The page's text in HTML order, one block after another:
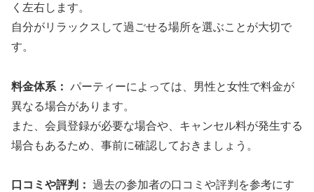
く左右します。
自分がリラックスして過ごせる場所を選ぶことが大切で
す。
料金体系： パーティーによっては、男性と女性で料金が
異なる場合があります。
また、会員登録が必要な場合や、キャンセル料が発生する
場合もあるため、事前に確認しておきましょう。
口コミや評判： 過去の参加者の口コミや評判を参考にす